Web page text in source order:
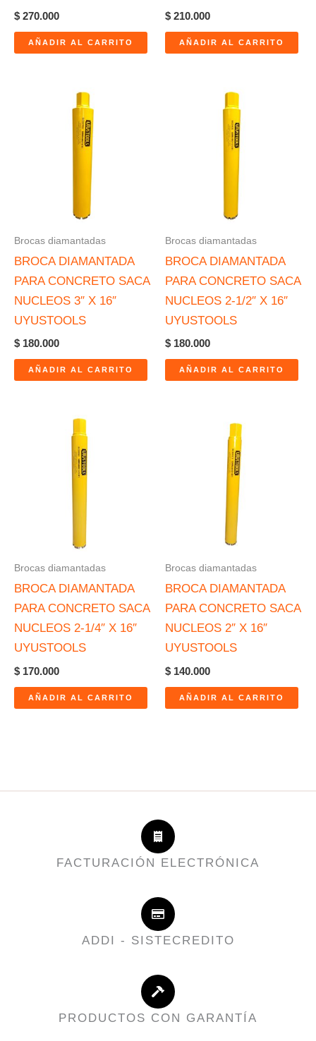
$ 270.000
AÑADIR AL CARRITO
$ 210.000
AÑADIR AL CARRITO
Brocas diamantadas
BROCA DIAMANTADA
PARA CONCRETO SACA
NUCLEOS 3″ X 16″
UYUSTOOLS
$ 180.000
AÑADIR AL CARRITO
Brocas diamantadas
BROCA DIAMANTADA
PARA CONCRETO SACA
NUCLEOS 2-1/2″ X 16″
UYUSTOOLS
$ 180.000
AÑADIR AL CARRITO
Brocas diamantadas
BROCA DIAMANTADA
PARA CONCRETO SACA
NUCLEOS 2-1/4″ X 16″
UYUSTOOLS
$ 170.000
AÑADIR AL CARRITO
Brocas diamantadas
BROCA DIAMANTADA
PARA CONCRETO SACA
NUCLEOS 2″ X 16″
UYUSTOOLS
$ 140.000
AÑADIR AL CARRITO
FACTURACIÓN ELECTRÓNICA
ADDI - SISTECREDITO
PRODUCTOS CON GARANTÍA